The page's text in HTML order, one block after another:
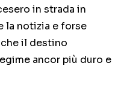
in strada in
la notizia e forse
il destino
ancor più duro e